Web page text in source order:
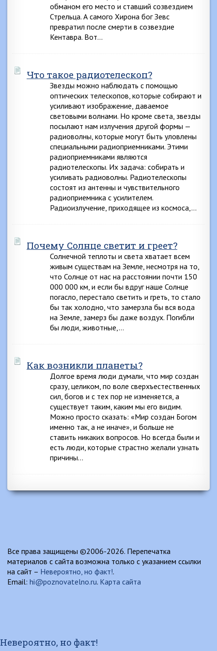
обманом его место и ставший созвездием
Стрельца. А самого Хирона бог Зевс
превратил после смерти в созвездие
Кентавра. Вот…
Что такое радиотелескоп?
Звезды можно наблюдать с помощью
оптических телескопов, которые собирают и
усиливают изображение, даваемое
световыми волнами. Но кроме света, звезды
посылают нам излучения другой формы —
радиоволны, которые могут быть уловлены
специальными радиоприемниками. Этими
радиоприемниками являются
радиотелескопы. Их задача: собирать и
усиливать радиоволны. Радиотелескопы
состоят из антенны и чувствительного
радиоприемника с усилителем.
Радиоизлучение, приходящее из космоса,…
Почему Солнце светит и греет?
Солнечной теплоты и света хватает всем
живым существам на Земле, несмотря на то,
что Солнце от нас на расстоянии почти 150
000 000 км, и если бы вдруг наше Солнце
погасло, перестало светить и греть, то стало
бы так холодно, что замерзла бы вся вода
на Земле, замерз бы даже воздух. Погибли
бы люди, животные,…
Как возникли планеты?
Долгое время люди думали, что мир создан
сразу, целиком, по воле сверхъестественных
сил, богов и с тех пор не изменяется, а
существует таким, каким мы его видим.
Можно просто сказать: «Мир создан Богом
именно так, а не иначе», и больше не
ставить никаких вопросов. Но всегда были и
есть люди, которые страстно желали узнать
причины…
Все права защищены ©2006-2026. Перепечатка
материалов с сайта возможна только с указанием ссылки
на сайт – Невероятно, но факт!.
Email: hi@poznovatelno.ru. Карта сайта
Невероятно, но факт!